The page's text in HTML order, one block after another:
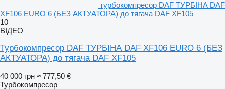
турбокомпресор DAF ТУРБІНА DAF
XF106 EURO 6 (БЕЗ АКТУАТОРА) до тягача DAF XF105
10
ВІДЕО
Турбокомпресор DAF ТУРБІНА DAF XF106 EURO 6 (БЕЗ
АКТУАТОРА) до тягача DAF XF105
40 000 грн ≈ 777,50 €
Турбокомпресор